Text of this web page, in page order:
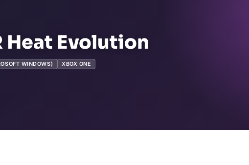
Heat Evolution
WINDOWS) XBOX ONE